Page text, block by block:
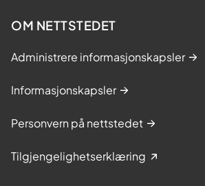
OM NETTSTEDET
Administrere informasjonskapsler
Informasjonskapsler
Personvern på nettstedet
Tilgjengelighetserklæring